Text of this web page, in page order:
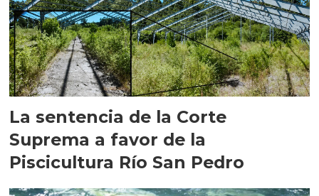
La sentencia de la Corte
Suprema a favor de la
Piscicultura Río San Pedro